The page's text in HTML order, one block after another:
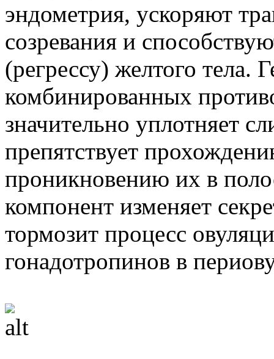
эндометрия, ускоряют
созревания и
(регрессу) желтого тела.
комбинированных
значительно уплотняет
препятствует
проникновению их в
компонент изменяет
тормозит процесс
гонадотропинов в